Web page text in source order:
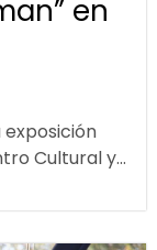
en
exposición
Cultural y...